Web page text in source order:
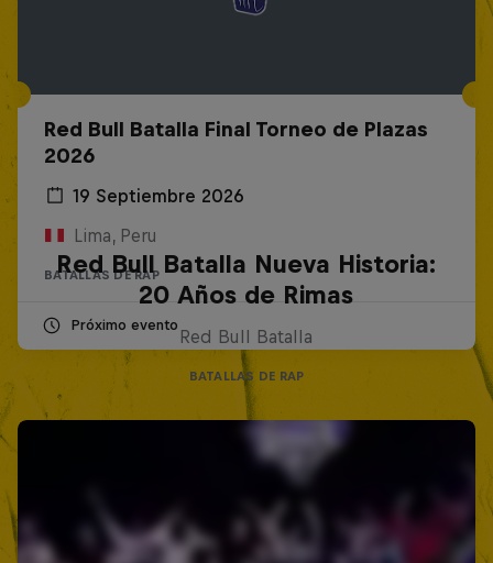
Red Bull Batalla Final Torneo de Plazas
2026
19 Septiembre 2026
Lima, Peru
BATALLAS DE RAP
Próximo evento
Red Bull Batalla Nueva Historia:
20 Años de Rimas
Red Bull Batalla
BATALLAS DE RAP